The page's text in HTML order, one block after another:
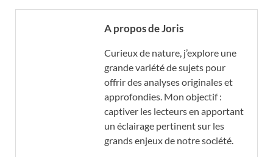
A propos de Joris
Curieux de nature, j’explore une
grande variété de sujets pour
offrir des analyses originales et
approfondies. Mon objectif :
captiver les lecteurs en apportant
un éclairage pertinent sur les
grands enjeux de notre société.